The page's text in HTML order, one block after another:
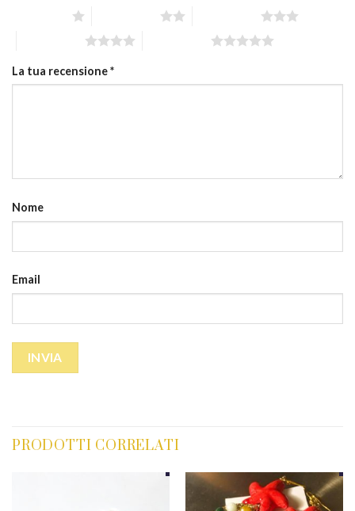
La tua recensione*
Nome
Email
PRODOTTI CORRELATI